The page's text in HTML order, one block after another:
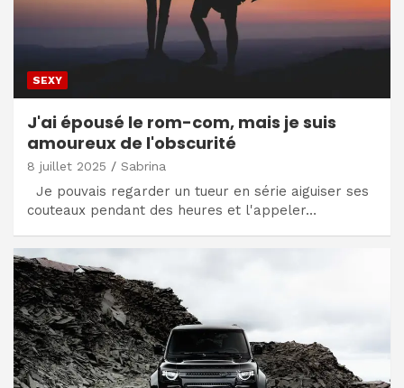
SEXY
J'ai épousé le rom-com, mais je suis
amoureux de l'obscurité
8 juillet 2025 Sabrina
Je pouvais regarder un tueur en série aiguiser ses
couteaux pendant des heures et l'appeler…